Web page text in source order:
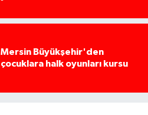
Mersin Büyükşehir'den
çocuklara halk oyunları kursu